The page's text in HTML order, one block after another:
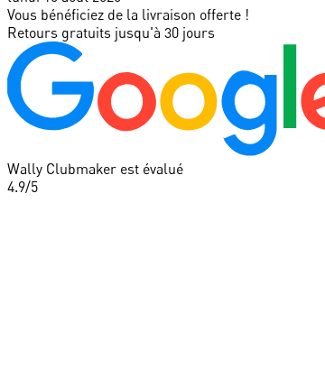
Vous bénéficiez de la livraison offerte !
Retours gratuits jusqu'à 30 jours
Wally Clubmaker est évalué
4.9/5